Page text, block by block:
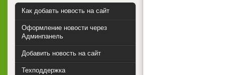
Как добавть новость на сайт
Оформление новости через
Админпанель
Добавить новость на сайт
Техподдержка